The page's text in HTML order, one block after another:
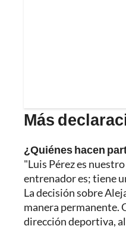
Más
¿Quiénes hacen
"Luis Pérez es
entrenador es; tiene
La decisión sobre
manera permanente.
dirección deportiva,